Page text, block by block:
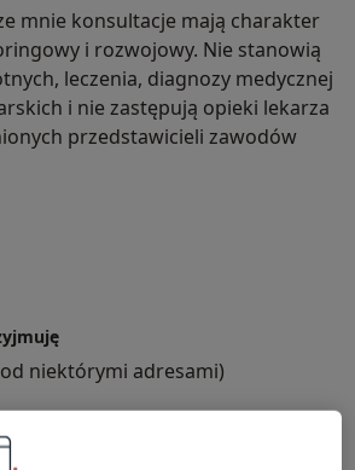
mnie konsultacje mają charakter
i rozwojowy. Nie stanowią
leczenia, diagnozy medycznej
i nie zastępują opieki lekarza
przedstawicieli zawodów
niektórymi adresami)
lokalizacje (1)